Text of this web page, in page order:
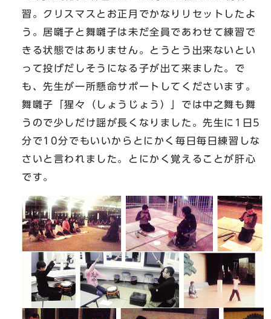
習。クリスマスとお正月でかなりリセットしたよ
う。居囃子と舞囃子は未だ全員であわせて練習で
きる状態ではありません。とうとう出来ないとい
って投げだしそうになる子が出て来ました。で
も、先生が一所懸命サポートしてくださいます。
舞囃子「猩々（しょうじょう）」では中之舞も舞
うので少しだけ謡が長くなりました。先生に1日5
分で10分でもいいからとにかく毎日毎日練習しな
さいと言われました。とにかく覚えることが肝心
です。